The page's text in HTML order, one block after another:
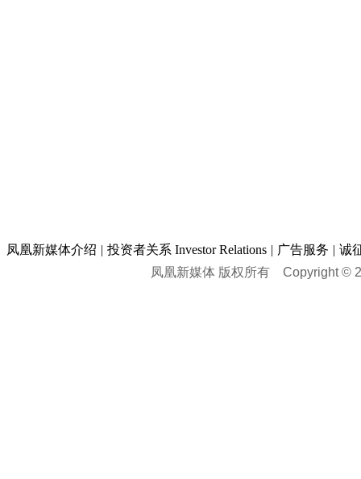
凤凰新媒体介绍 | 投资者关系 Investor Relations | 广告服务 | 诚
凤凰新媒体 版权所有 Copyright ©